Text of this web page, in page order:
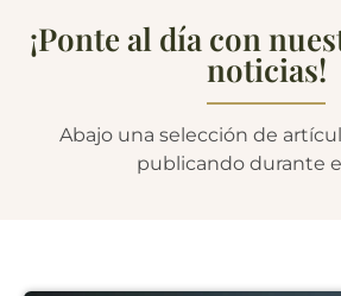
¡Ponte al día con
noticias!
Abajo una selección de
publicando durante